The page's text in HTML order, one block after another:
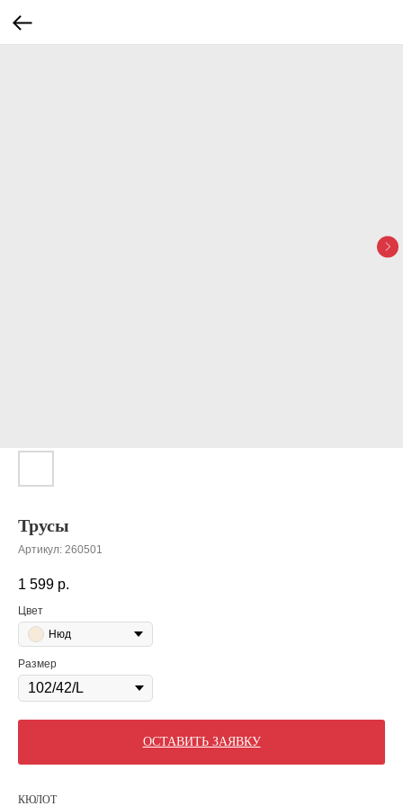
Трусы
Артикул: 260501
1 599 р.
Цвет
Нюд
Размер
ОСТАВИТЬ ЗАЯВКУ
КЮЛОТ